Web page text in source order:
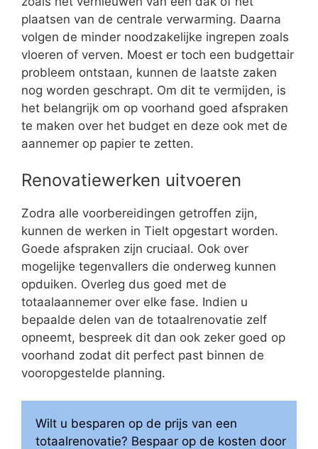
plaatsen van de centrale verwarming. Daarna
volgen de minder noodzakelijke ingrepen zoals
vloeren of verven. Moest er toch een budgettair
probleem ontstaan, kunnen de laatste zaken
nog worden geschrapt. Om dit te vermijden, is
het belangrijk om op voorhand goed afspraken
te maken over het budget en deze ook met de
aannemer op papier te zetten.
Renovatiewerken uitvoeren
Zodra alle voorbereidingen getroffen zijn,
kunnen de werken in Tielt opgestart worden.
Goede afspraken zijn cruciaal. Ook over
mogelijke tegenvallers die onderweg kunnen
opduiken. Overleg dus goed met de
totaalaannemer over elke fase. Indien u
bepaalde delen van de totaalrenovatie zelf
opneemt, bespreek dit dan ook zeker goed op
voorhand zodat dit perfect past binnen de
vooropgestelde planning.
Wilt u besparen op de prijs van een
totaalrenovatie? Bespaar op de kosten door